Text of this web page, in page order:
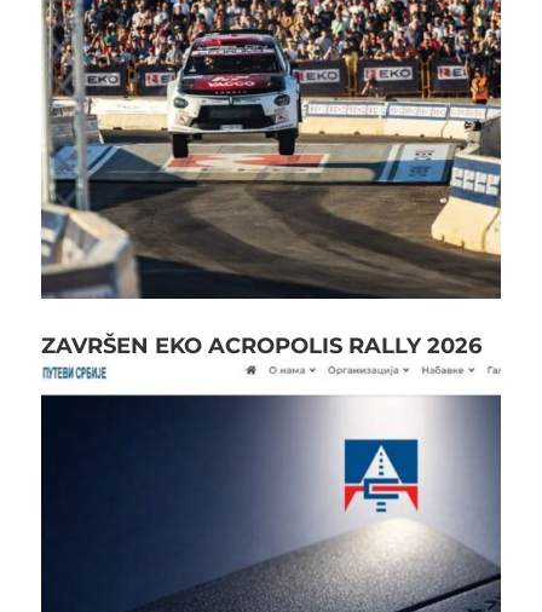
ZAVRŠEN EKO ACROPOLIS RALLY 2026